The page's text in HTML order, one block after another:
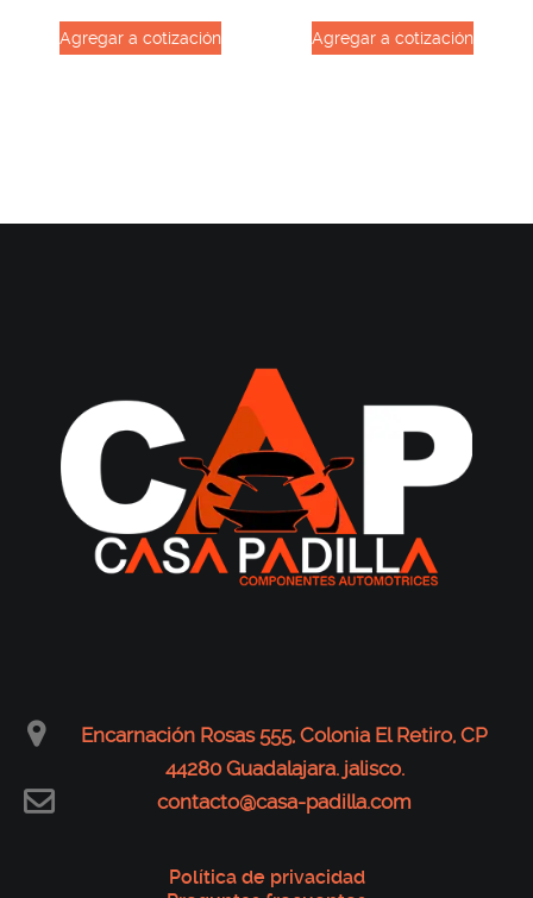
Agregar a cotización Agregar a cotización
Encarnación Rosas 555, Colonia El Retiro, CP
44280 Guadalajara. jalisco.
contacto@casa-padilla.com
Política de privacidad